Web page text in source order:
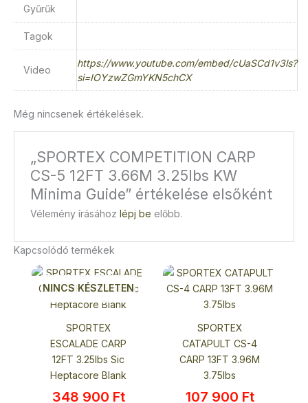
Gyűrűk
Tagok
Video
https://www.youtube.com/embed/cUaSCd1v3ls?
si=IOYzwZGmYKN5chCX
Még nincsenek értékelések.
„SPORTEX COMPETITION CARP
CS-5 12FT 3.66M 3.25lbs KW
Minima Guide” értékelése elsőként
Vélemény írásáhozlépj be előbb.
Kapcsolódó termékek
NINCS KÉSZLETEN
SPORTEX
ESCALADE CARP
12FT 3.25lbs Sic
Heptacore Blank
348 900 Ft
SPORTEX
CATAPULT CS-4
CARP 13FT 3.96M
3.75lbs
107 900 Ft